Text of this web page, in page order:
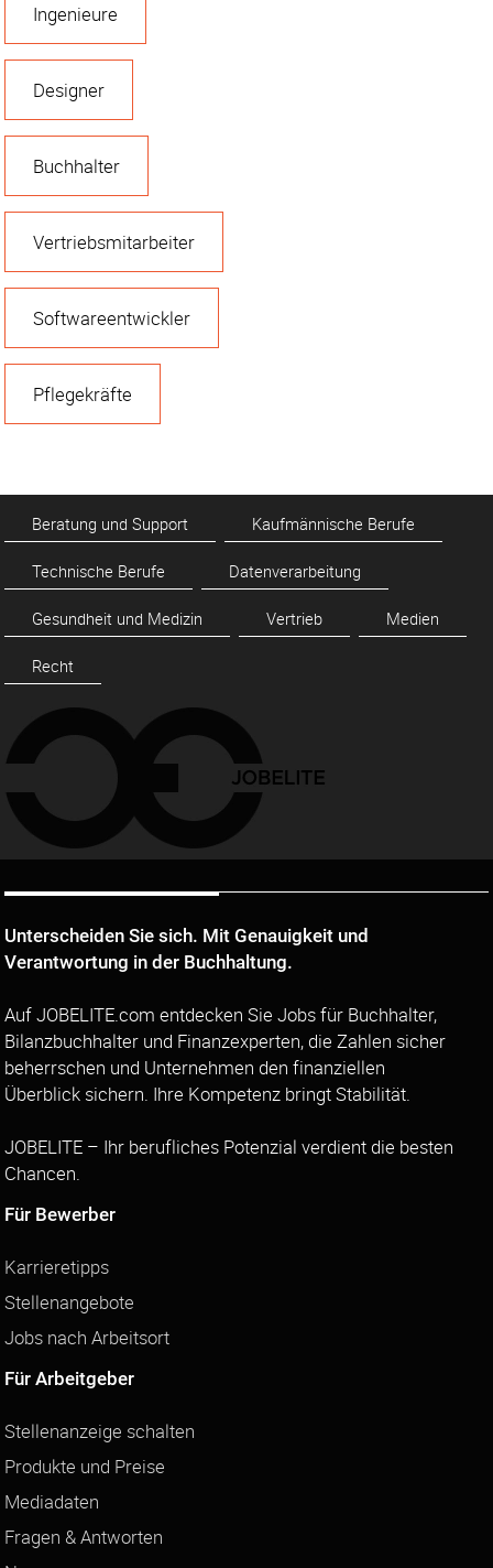
Ingenieure
Designer
Buchhalter
Vertriebsmitarbeiter
Softwareentwickler
Pflegekräfte
Beratung und Support Kaufmännische Berufe
Technische Berufe Datenverarbeitung
Gesundheit und Medizin Vertrieb Medien
Recht
Unterscheiden Sie sich. Mit Genauigkeit und
Verantwortung in der Buchhaltung.
Auf JOBELITE.com entdecken Sie Jobs für Buchhalter,
Bilanzbuchhalter und Finanzexperten, die Zahlen sicher
beherrschen und Unternehmen den finanziellen
Überblick sichern. Ihre Kompetenz bringt Stabilität.
JOBELITE – Ihr berufliches Potenzial verdient die besten
Chancen.
Für Bewerber
Karrieretipps
Stellenangebote
Jobs nach Arbeitsort
Für Arbeitgeber
Stellenanzeige schalten
Produkte und Preise
Mediadaten
Fragen & Antworten